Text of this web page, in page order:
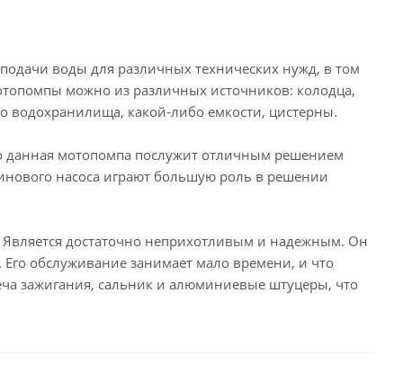
воды для различных технических нужд, в том
можно из различных источников: колодца,
водохранилища, какой-либо емкости, цистерны.
данная мотопомпа послужит отличным решением
насоса играют большую роль в решении
достаточно неприхотливым и надежным. Он
обслуживание занимает мало времени, и что
зажигания, сальник и алюминиевые штуцеры, что